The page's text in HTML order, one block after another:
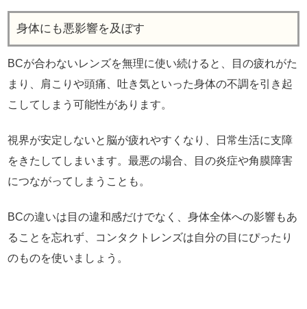
身体にも悪影響を及ぼす
BCが合わないレンズを無理に使い続けると、目の疲れがた
まり、肩こりや頭痛、吐き気といった身体の不調を引き起
こしてしまう可能性があります。
視界が安定しないと脳が疲れやすくなり、日常生活に支障
をきたしてしまいます。最悪の場合、目の炎症や角膜障害
につながってしまうことも。
BCの違いは目の違和感だけでなく、身体全体への影響もあ
ることを忘れず、コンタクトレンズは自分の目にぴったり
のものを使いましょう。